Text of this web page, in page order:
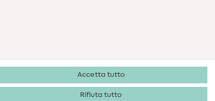
Accetta tutto
Rifiuta tutto